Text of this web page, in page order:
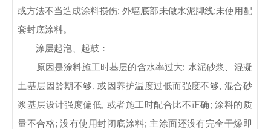
或方法不当造成涂料损伤; 外墙底部未做水泥脚线;未使用配
套封底涂料。
涂层起泡、起鼓：
原因是涂料施工时基层的含水率过大; 水泥砂浆、混凝
土基层因龄期不够, 或因养护温度过低而强度不够, 混合砂
浆基层设计强度偏低, 或者施工时配合比不正确; 涂料的质
量不合格; 没有使用封闭底涂料; 主涂面还没有完全干燥即